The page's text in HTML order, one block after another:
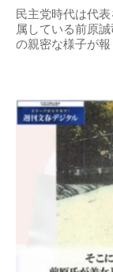
民主党時代は代
属している前原
の親密な様子が報